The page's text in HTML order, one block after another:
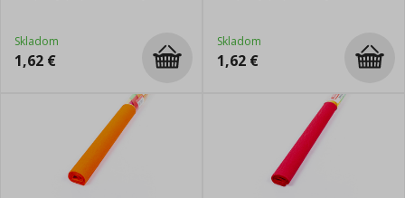
Skladom
1,62 €
Skladom
1,62 €